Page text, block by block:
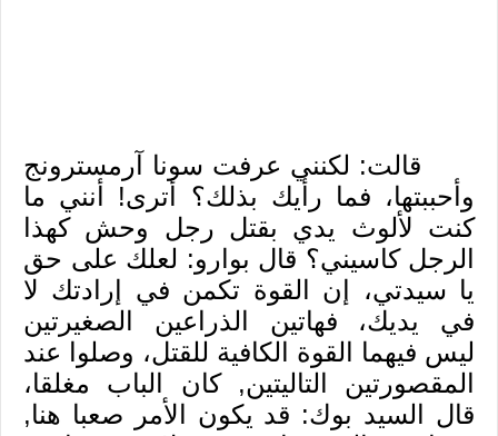
قالت: لكنني عرفت سونا آرمسترونج
وأحببتها، فما رأيك بذلك؟ أترى! أنني ما
كنت لألوث يدي بقتل رجل وحش كهذا
الرجل كاسيني؟ قال بوارو: لعلك على حق
يا سيدتي، إن القوة تكمن في إرادتك لا
في يديك، فهاتين الذراعين الصغيرتين
ليس فيهما القوة الكافية للقتل، وصلوا عند
المقصورتين التاليتين, كان الباب مغلقا،
قال السيد بوك: قد يكون الأمر صعبا هنا,